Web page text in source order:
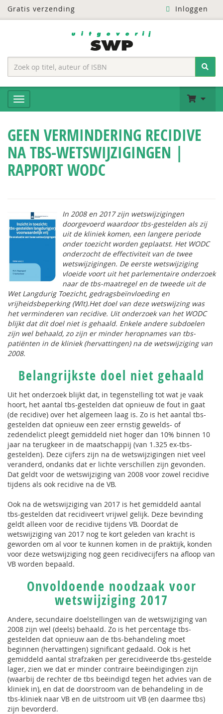
Gratis verzending Inloggen
GEEN VERMINDERING RECIDIVE
NA TBS-WETSWIJZIGINGEN |
RAPPORT WODC
In 2008 en 2017 zijn wetswijzigingen
doorgevoerd waardoor tbs-gestelden als zij
uit de kliniek komen, een langere periode
onder toezicht worden geplaatst. Het WODC
onderzocht de effectiviteit van de twee
wetswijzigingen. De eerste wetswijziging
vloeide voort uit het parlementaire onderzoek
naar de tbs-maatregel en de tweede uit de
Wet Langdurig Toezicht, gedragsbeïnvloeding en
vrijheidsbeperking (Wlt).Het doel van deze wetswijzing was
het verminderen van recidive. Uit onderzoek van het WODC
blijkt dat dit doel niet is gehaald. Enkele andere subdoelen
zijn wel behaald, zo zijn er minder heropnames van tbs-
patiënten in de kliniek (hervattingen) na de wetswijziging van
2008.
Belangrijkste doel niet gehaald
Uit het onderzoek blijkt dat, in tegenstelling tot wat je vaak
hoort, het aantal tbs-gestelden dat opnieuw de fout in gaat
(de recidive) over het algemeen laag is. Zo is het aantal tbs-
gestelden dat opnieuw een zeer ernstig gewelds- of
zedendelict pleegt gemiddeld niet hoger dan 10% binnen 10
jaar na terugkeer in de maatschappij (van 1.325 ex-tbs-
gestelden). Deze cijfers zijn na de wetswijzigingen niet veel
veranderd, ondanks dat er lichte verschillen zijn gevonden.
Dat geldt voor de wetswijziging van 2008 voor zowel recidive
tijdens als ook recidive na de VB.
Ook na de wetswijziging van 2017 is het gemiddeld aantal
tbs-gestelden dat recidiveert vrijwel gelijk. Deze bevinding
geldt alleen voor de recidive tijdens VB. Doordat de
wetswijziging van 2017 nog te kort geleden van kracht is
geworden om al voor te kunnen komen in de praktijk, konden
voor deze wetswijziging nog geen recidivecijfers na afloop van
VB worden bepaald.
Onvoldoende noodzaak voor
wetswijziging 2017
Andere, secundaire doelstellingen van de wetswijziging van
2008 zijn wel (deels) behaald. Zo is het percentage tbs-
gestelden dat opnieuw aan de tbs-behandeling moet
beginnen (hervattingen) significant gedaald. Ook is het
gemiddeld aantal strafzaken per gerecidiveerde tbs-gestelde
lager, zien we dat er minder contraire beëindigingen zijn
(waarbij de rechter de tbs beëindigd tegen het advies van de
kliniek in), en dat de doorstroom van de behandeling in de
tbs-kliniek naar VB en de uitstroom uit VB (en daarmee tbs)
zijn bevorderd.